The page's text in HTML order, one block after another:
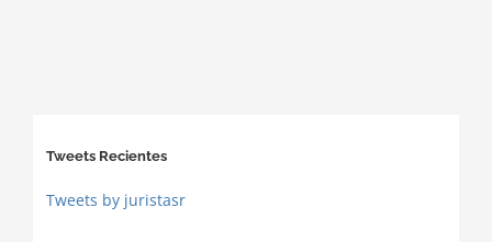
Tweets Recientes
Tweets by juristasr